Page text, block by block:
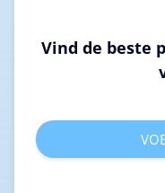
Vind de beste